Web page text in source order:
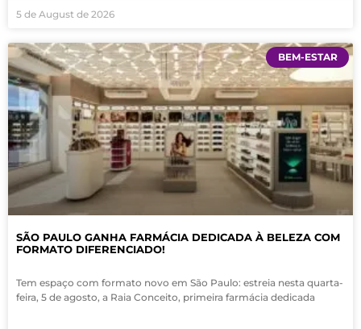
5 de August de 2026
BEM-ESTAR
SÃO PAULO GANHA FARMÁCIA DEDICADA À BELEZA COM
FORMATO DIFERENCIADO!
Tem espaço com formato novo em São Paulo: estreia nesta quarta-
feira, 5 de agosto, a Raia Conceito, primeira farmácia dedicada